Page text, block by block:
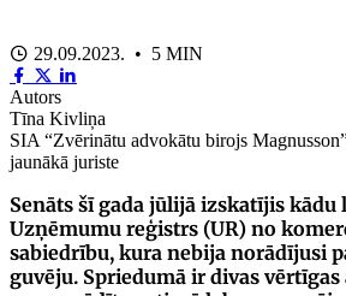
29.09.2023. • 5 MIN
Autors
Tīna Kivliņa
SIA “Zvērinātu advokātu birojs
jaunākā juriste
Senāts šī gada jūlijā izskatījis kādu
Uzņēmumu reģistrs (UR) no
sabiedrību, kura nebija norādījusi
guvēju. Spriedumā ir divas